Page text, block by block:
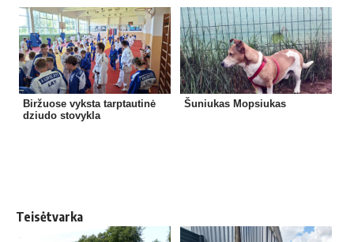
Biržuose vyksta tarptautinė
dziudo stovykla
Šuniukas Mopsiukas
Teisėtvarka